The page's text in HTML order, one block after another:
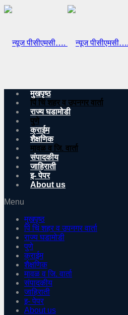
मुखपृष्ठ
पिं चिं शहर व उपनगर वार्ता
राज्य घडामोडी
पुणे
क्राईम
शैक्षणिक
मावळ व जि. वार्ता
संपादकीय
जाहिराती
इ- पेपर
About us
Menu
मुखपृष्ठ
पिं चिं शहर व उपनगर वार्ता
राज्य घडामोडी
पुणे
क्राईम
शैक्षणिक
मावळ व जि. वार्ता
संपादकीय
जाहिराती
इ- पेपर
About us